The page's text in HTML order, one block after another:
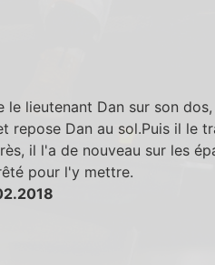
le lieutenant Dan sur son
repose Dan au sol.Puis il le
il l'a de nouveau sur les
pour l'y mettre.